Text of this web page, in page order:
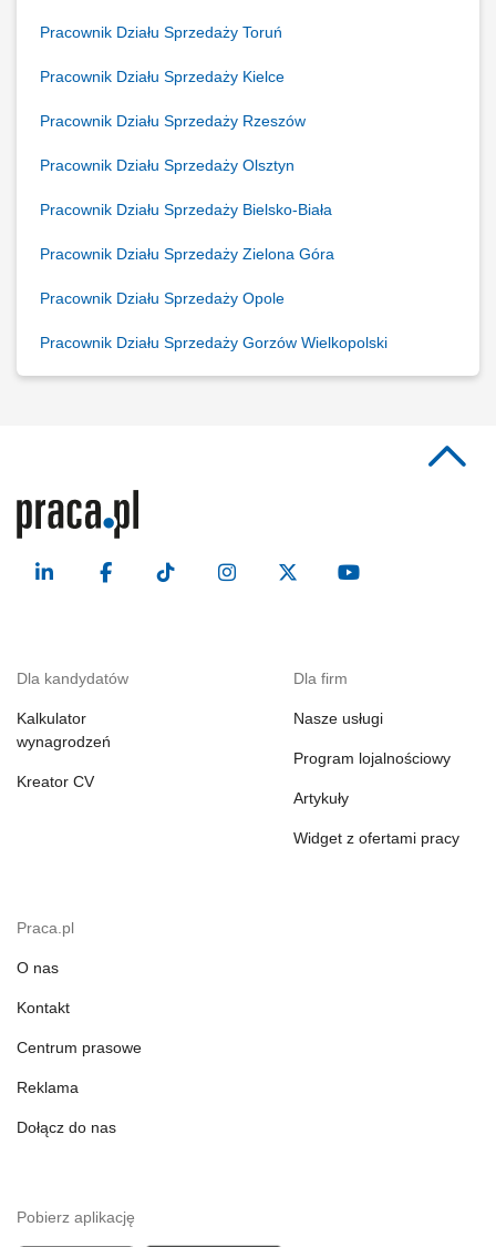
Pracownik Działu Sprzedaży Toruń
Pracownik Działu Sprzedaży Kielce
Pracownik Działu Sprzedaży Rzeszów
Pracownik Działu Sprzedaży Olsztyn
Pracownik Działu Sprzedaży Bielsko-Biała
Pracownik Działu Sprzedaży Zielona Góra
Pracownik Działu Sprzedaży Opole
Pracownik Działu Sprzedaży Gorzów Wielkopolski
Dla kandydatów
Kalkulator
wynagrodzeń
Kreator CV
Dla firm
Nasze usługi
Program lojalnościowy
Artykuły
Widget z ofertami pracy
Praca.pl
O nas
Kontakt
Centrum prasowe
Reklama
Dołącz do nas
Pobierz aplikację